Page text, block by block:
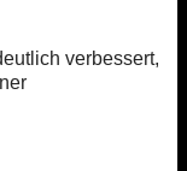
verbessert,